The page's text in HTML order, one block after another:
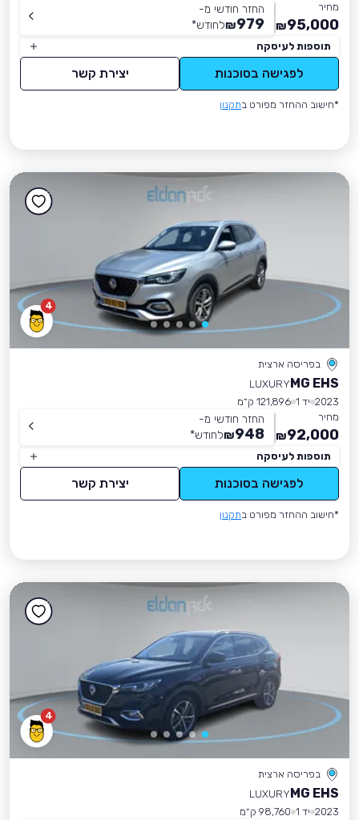
מחיר
95,000
₪
החזר חודשי מ-
979
₪לחודש*
תוספות לעיסקה
לפגישה בסוכנות יצירת קשר
*חישוב ההחזר מפורט בתקנון
4
בפריסה ארצית
MG EHS
LUXURY
2023 יד 1
121,896 ק״מ
מחיר
92,000
₪
החזר חודשי מ-
948
₪לחודש*
תוספות לעיסקה
לפגישה בסוכנות יצירת קשר
*חישוב ההחזר מפורט בתקנון
4
בפריסה ארצית
MG EHS
LUXURY
2023 יד 1
98,760 ק״מ